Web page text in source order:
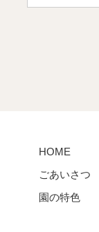
HOME
ごあいさつ
園の特色